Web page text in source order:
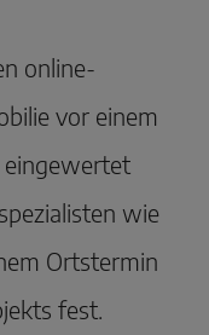
online-
vor einem
eingewertet
wie
Ortstermin
fest.